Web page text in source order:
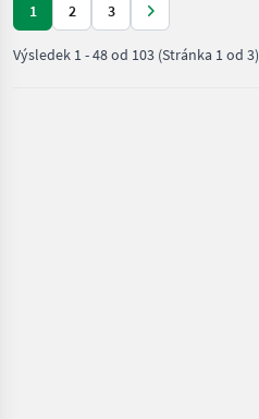
1 2 3
Výsledek 1-48od 103 (Stránka 1 od 3)